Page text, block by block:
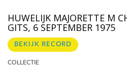
HUWELIJK MAJORETTE M
GITS, 6 SEPTEMBER 1975
BEKIJK RECORD
COLLECTIE